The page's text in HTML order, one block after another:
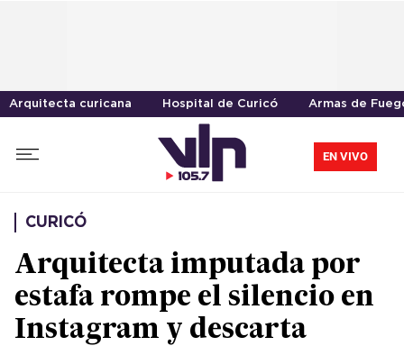
Arquitecta curicana Hospital de Curicó Armas de
EN VIVO
CURICÓ
Arquitecta imputada por
estafa rompe el silencio en
Instagram y descarta